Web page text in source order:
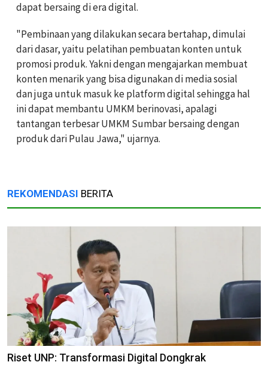
dapat bersaing di era digital.
"Pembinaan yang dilakukan secara bertahap, dimulai
dari dasar, yaitu pelatihan pembuatan konten untuk
promosi produk. Yakni dengan mengajarkan membuat
konten menarik yang bisa digunakan di media sosial
dan juga untuk masuk ke platform digital sehingga hal
ini dapat membantu UMKM berinovasi, apalagi
tantangan terbesar UMKM Sumbar bersaing dengan
produk dari Pulau Jawa," ujarnya.
REKOMENDASI BERITA
Riset UNP: Transformasi Digital Dongkrak